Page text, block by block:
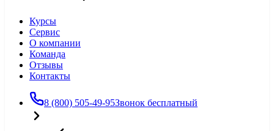
Курсы
Сервис
О компании
Команда
Отзывы
Контакты
8 (800) 505-49-95Звонок бесплатный